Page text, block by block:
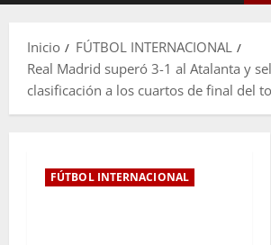
Inicio
FÚTBOL INTERNACIONAL
Real Madrid superó 3-1 al Atalanta y
clasificación a los cuartos de final del
FÚTBOL INTERNACIONAL